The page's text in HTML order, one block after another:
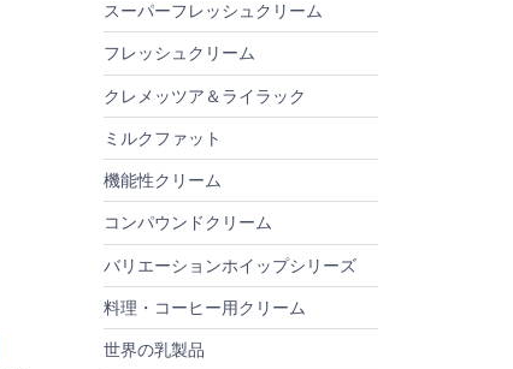
スーパーフレッシュクリーム
フレッシュクリーム
クレメッツア＆ライラック
ミルクファット
機能性クリーム
コンパウンドクリーム
バリエーションホイップシリーズ
料理・コーヒー用クリーム
世界の乳製品